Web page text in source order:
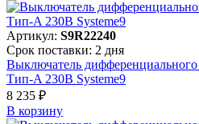
Артикул: S9R22240
Срок поставки: 2 дня
Выключатель
Тип-A 230В Systeme9
8 235 ₽
В корзинy